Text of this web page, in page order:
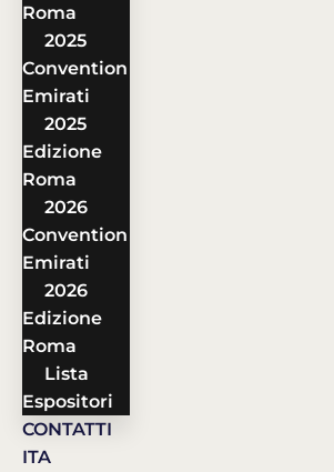
Roma
2025
Convention
Emirati
2025
Edizione
Roma
2026
Convention
Emirati
2026
Edizione
Roma
Lista
Espositori
CONTATTI
ITA